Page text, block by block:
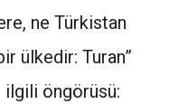
ne Türkistan
ülkedir: Turan”
ilgili öngörüsü: